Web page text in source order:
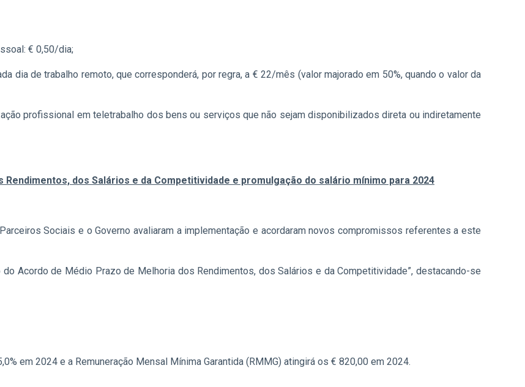
€ 0,50/dia;
dia de trabalho remoto, que corresponderá, por regra, a € 22/mês (valor majorado em 50%, quando o valor da
profissional em teletrabalho dos bens ou serviços que não sejam disponibilizados direta ou indiretamente
dos Salários e da Competitividade e promulgação do salário mínimo para 2024
Sociais e o Governo avaliaram a implementação e acordaram novos compromissos referentes a este
Acordo de Médio Prazo de Melhoria dos Rendimentos, dos Salários e da Competitividade”, destacando-se
em 2024 e a Remuneração Mensal Mínima Garantida (RMMG) atingirá os € 820,00 em 2024.